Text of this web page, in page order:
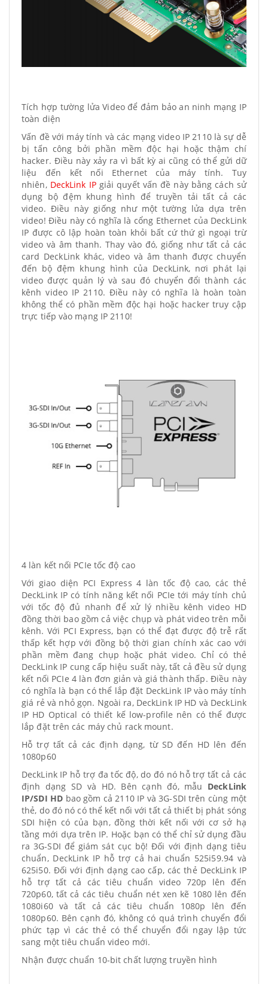
Tích hợp tường lửa Video để đảm bảo an ninh mạng IP
toàn diện
Vấn đề với máy tính và các mạng video IP 2110 là sự dễ
bị tấn công bởi phần mềm độc hại hoặc thậm chí
hacker. Điều này xảy ra vì bất kỳ ai cũng có thể gửi dữ
liệu đến kết nối Ethernet của máy tính. Tuy
nhiên, DeckLink IPgiải quyết vấn đề này bằng cách sử
dụng bộ đệm khung hình để truyền tải tất cả các
video. Điều này giống như một tường lửa dựa trên
video! Điều này có nghĩa là cổng Ethernet của DeckLink
IP được cô lập hoàn toàn khỏi bất cứ thứ gì ngoại trừ
video và âm thanh. Thay vào đó, giống như tất cả các
card DeckLink khác, video và âm thanh được chuyển
đến bộ đệm khung hình của DeckLink, nơi phát lại
video được quản lý và sau đó chuyển đổi thành các
kênh video IP 2110. Điều này có nghĩa là hoàn toàn
không thể có phần mềm độc hại hoặc hacker truy cập
trực tiếp vào mạng IP 2110!
4 làn kết nối PCIe tốc độ cao
Với giao diện PCI Express 4 làn tốc độ cao, các thẻ
DeckLink IP có tính năng kết nối PCIe tới máy tính chủ
với tốc độ đủ nhanh để xử lý nhiều kênh video HD
đồng thời bao gồm cả việc chụp và phát video trên mỗi
kênh. Với PCI Express, bạn có thể đạt được độ trễ rất
thấp kết hợp với đồng bộ thời gian chính xác cao với
phần mềm đang chụp hoặc phát video. Chỉ có thẻ
DeckLink IP cung cấp hiệu suất này, tất cả đều sử dụng
kết nối PCIe 4 làn đơn giản và giá thành thấp. Điều này
có nghĩa là bạn có thể lắp đặt DeckLink IP vào máy tính
giá rẻ và nhỏ gọn. Ngoài ra, DeckLink IP HD và DeckLink
IP HD Optical có thiết kế low-profile nên có thể được
lắp đặt trên các máy chủ rack mount.
Hỗ trợ tất cả các định dạng, từ SD đến HD lên đến
1080p60
DeckLink IP hỗ trợ đa tốc độ, do đó nó hỗ trợ tất cả các
định dạng SD và HD. Bên cạnh đó, mẫu DeckLink
IP/SDI HD bao gồm cả 2110 IP và 3G-SDI trên cùng một
thẻ, do đó nó có thể kết nối với tất cả thiết bị phát sóng
SDI hiện có của bạn, đồng thời kết nối với cơ sở hạ
tầng mới dựa trên IP. Hoặc bạn có thể chỉ sử dụng đầu
ra 3G-SDI để giám sát cục bộ! Đối với định dạng tiêu
chuẩn, DeckLink IP hỗ trợ cả hai chuẩn 525i59.94 và
625i50. Đối với định dạng cao cấp, các thẻ DeckLink IP
hỗ trợ tất cả các tiêu chuẩn video 720p lên đến
720p60, tất cả các tiêu chuẩn nét xen kẽ 1080 lên đến
1080i60 và tất cả các tiêu chuẩn 1080p lên đến
1080p60. Bên cạnh đó, không có quá trình chuyển đổi
phức tạp vì các thẻ có thể chuyển đổi ngay lập tức
sang một tiêu chuẩn video mới.
Nhận được chuẩn 10-bit chất lượng truyền hình